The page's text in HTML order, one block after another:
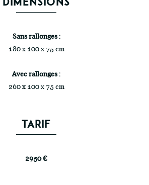
Sans rallonges :
180 x 100 x 75 cm
Avec rallonges :
260 x 100 x 75 cm
TARIF
2950 €